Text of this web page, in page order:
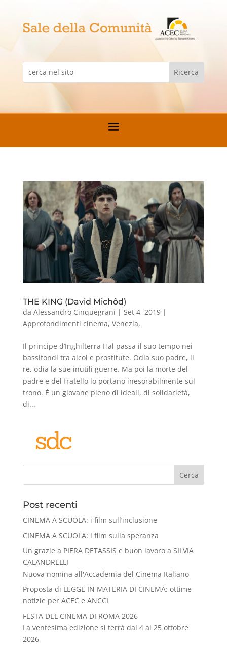
THE KING (David Michôd)
da Alessandro Cinquegrani | Set 4, 2019|
Approfondimenti cinema, Venezia,
Il principe d’Inghilterra Hal passa il suo tempo nei
bassifondi tra alcol e prostitute. Odia suo padre, il
re, odia la sue inutili guerre. Ma poi la morte del
padre e del fratello lo portano inesorabilmente sul
trono. È un giovane pieno di ideali, di solidarietà,
di...
Cerca
Post recenti
CINEMA A SCUOLA: i film sull’inclusione
CINEMA A SCUOLA: i film sulla speranza
Un grazie a PIERA DETASSIS e buon lavoro a SILVIA
CALANDRELLI
Nuova nomina all'Accademia del Cinema Italiano
Proposta di LEGGE IN MATERIA DI CINEMA: ottime
notizie per ACEC e ANCCI
FESTA DEL CINEMA DI ROMA 2026
La ventesima edizione si terrà dal 4 al 25 ottobre
2026